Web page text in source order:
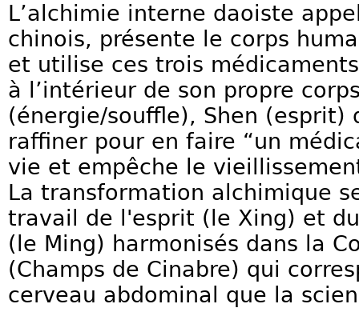
L’alchimie interne daoiste
chinois, présente le corps
et utilise ces trois
à l’intérieur de son propre
(énergie/souffle), Shen (esprit)
raffiner pour en faire “un
vie et empêche le
La transformation alchimique
travail de l'esprit (le Xing) et
(le Ming) harmonisés dans la
(Champs de Cinabre) qui
cerveau abdominal que la